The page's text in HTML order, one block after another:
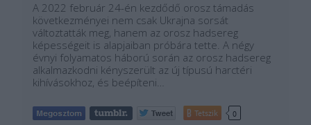
A 2022 február 24-én kezdődő orosz támadás
következményei nem csak Ukrajna sorsát
változtatták meg, hanem az orosz hadsereg
képességeit is alapjaiban próbára tette. A négy
évnyi folyamatos háború során az orosz hadsereg
alkalmazkodni kényszerült az új típusú harctéri
kihívásokhoz, és beépíteni…
Tetszik 0